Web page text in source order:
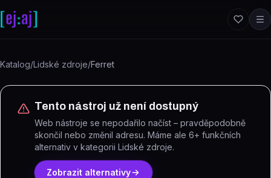
Katalog/Lidské zdroje/Ferret
Tento nástroj už není dostupný
Web nástroje se nepodařilo načíst – pravděpodobně
skončil nebo změnil adresu. Máme ale 6+ funkčních
alternativ v kategorii Lidské zdroje.
Zobrazit alternativy